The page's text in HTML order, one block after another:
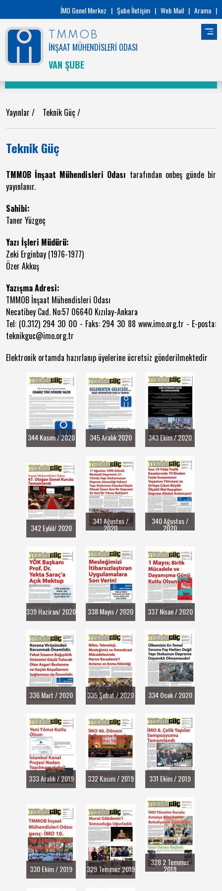
İMO Genel Merkez | Şube İletişim | Web Mail | Arama |
TMMOB
İNŞAAT MÜHENDİSLERİ ODASI
VAN ŞUBE
Yayınlar / Teknik Güç /
Teknik Güç
TMMOB İnşaat Mühendisleri Odası tarafından onbeş günde bir
yayınlanır.
Sahibi:
Taner Yüzgeç
Yazı İşleri Müdürü:
Zeki Erginbay (1976-1977)
Özer Akkuş
Yazışma Adresi:
TMMOB İnşaat Mühendisleri Odası
Necatibey Cad. No:57 06640 Kızılay-Ankara
Tel: (0.312) 294 30 00 - Faks: 294 30 88 www.imo.org.tr - E-posta:
teknikguc@imo.org.tr
Elektronik ortamda hazırlanıp üyelerine ücretsiz gönderilmektedir
344 Kasım / 2020 345 Aralık 2020 343 Ekim / 2020
342 Eylül/ 2020
341 Ağustos /
2020
340 Ağustos /
2020
339 Haziran/ 2020 338 Mayıs / 2020 337 Nisan / 2020
336 Mart / 2020 335 Şubat / 2020 334 Ocak / 2020
333 Aralık / 2019 332 Kasım / 2019 331 Ekim / 2019
330 Ekim / 2019 329 Temmuz 2019
328 2 Temmuz
2019